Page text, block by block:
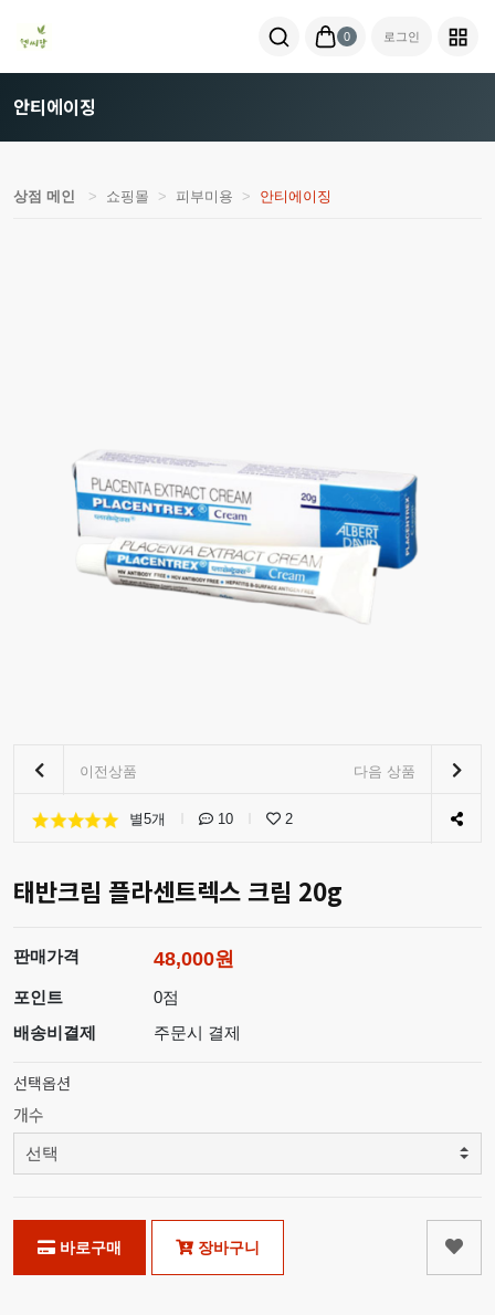
0 로그인
안티에이징
상점 메인 쇼핑몰 피부미용 안티에이징
이전상품 다음 상품
별5개 10 2
태반크림 플라센트렉스 크림 20g
판매가격 48,000원
포인트
0점
배송비결제
주문시 결제
선택옵션
개수
바로구매 장바구니